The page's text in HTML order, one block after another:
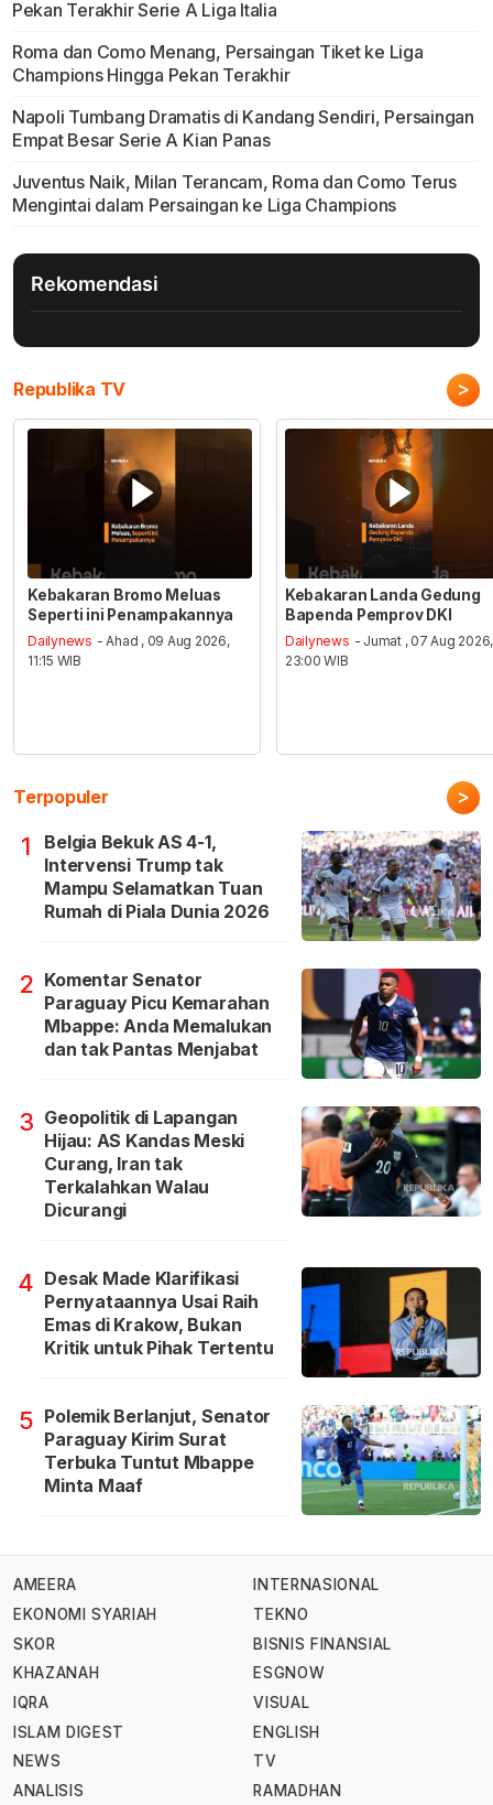
Pekan Terakhir Serie A Liga Italia
Roma dan Como Menang, Persaingan Tiket ke Liga
Champions Hingga Pekan Terakhir
Napoli Tumbang Dramatis di Kandang Sendiri, Persaingan
Empat Besar Serie A Kian Panas
Juventus Naik, Milan Terancam, Roma dan Como Terus
Mengintai dalam Persaingan ke Liga Champions
Rekomendasi
Republika TV >
Kebakaran Bromo Meluas
Seperti ini Penampakannya
Dailynews - Ahad , 09 Aug 2026,
11:15 WIB
Kebakaran Landa Gedung
Bapenda Pemprov DKI
Dailynews - Jumat , 07 Aug 2026,
23:00 WIB
Terpopuler >
1
Belgia Bekuk AS 4-1,
Intervensi Trump tak
Mampu Selamatkan Tuan
Rumah di Piala Dunia 2026
2 Komentar Senator
Paraguay Picu Kemarahan
Mbappe: Anda Memalukan
dan tak Pantas Menjabat
3 Geopolitik di Lapangan
Hijau: AS Kandas Meski
Curang, Iran tak
Terkalahkan Walau
Dicurangi
4 Desak Made Klarifikasi
Pernyataannya Usai Raih
Emas di Krakow, Bukan
Kritik untuk Pihak Tertentu
5 Polemik Berlanjut, Senator
Paraguay Kirim Surat
Terbuka Tuntut Mbappe
Minta Maaf
AMEERA
EKONOMI SYARIAH
SKOR
KHAZANAH
IQRA
ISLAM DIGEST
NEWS
ANALISIS
INTERNASIONAL
TEKNO
BISNIS FINANSIAL
ESGNOW
VISUAL
ENGLISH
TV
RAMADHAN